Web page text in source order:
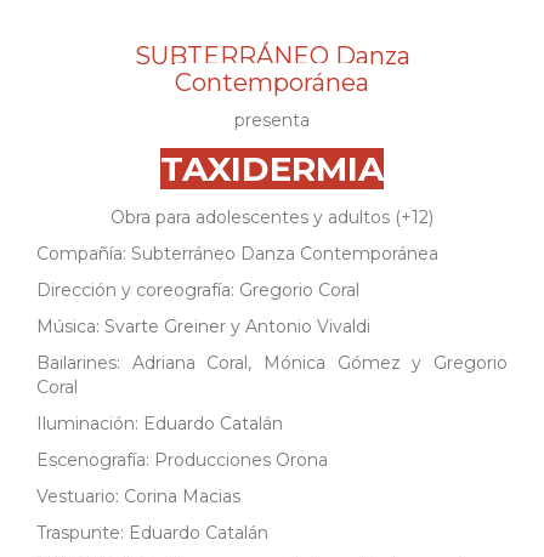
SUBTERRÁNEO Danza
Contemporánea
presenta
TAXIDERMIA
Obra para adolescentes y adultos (+12)
Compañía: Subterráneo Danza Contemporánea
Dirección y coreografía: Gregorio Coral
Música: Svarte Greiner y Antonio Vivaldi
Bailarines: Adriana Coral, Mónica Gómez y Gregorio
Coral
Iluminación: Eduardo Catalán
Escenografía: Producciones Orona
Vestuario: Corina Macias
Traspunte: Eduardo Catalán